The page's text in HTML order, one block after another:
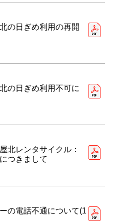
の日ぎめ利用の再開
の日ぎめ利用不可に
北レンタサイクル：
つきまして
の電話不通について(1